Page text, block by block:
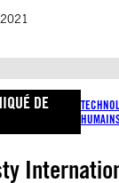
DE